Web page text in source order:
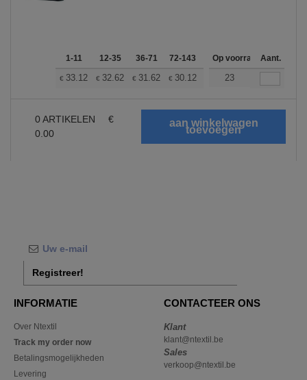
1-11 12-35 36-71 72-143 144-287 288 + Meer
Op voorraadAant.
€ 33.12 € 32.62 € 31.62 € 30.12 28.61
23
0 ARTIKELEN
€
0.00
Registreer!
INFORMATIE
Over Ntextil
Track my order now
Betalingsmogelijkheden
Levering
CONTACTEER ONS
Klant
klant@ntextil.be
Sales
verkoop@ntextil.be